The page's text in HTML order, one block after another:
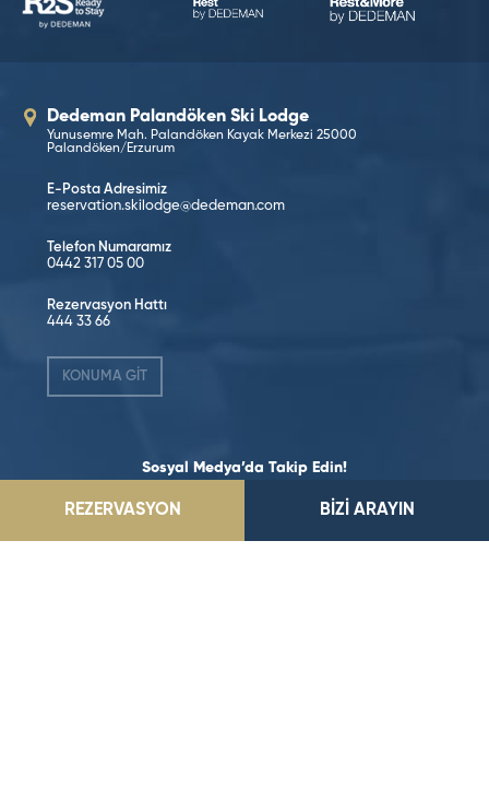
Dedeman Palandöken Ski Lodge
Yunusemre Mah. Palandöken Kayak Merkezi 25000
Palandöken/Erzurum
E-Posta Adresimiz
reservation.skilodge@dedeman.com
Telefon Numaramız
0442 317 05 00
Rezervasyon Hattı
444 33 66
KONUMA GİT
Sosyal Medya’da Takip Edin!
REZERVASYON BİZİ ARAYIN